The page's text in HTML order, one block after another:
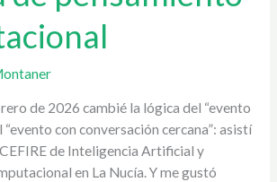
de 2026 cambié la lógica del “evento
con conversación cercana”: asistí
de Inteligencia Artificial y
en La Nucía. Y me gustó